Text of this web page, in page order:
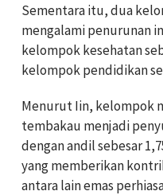
Sementara itu, dua
mengalami penurunan
kelompok kesehatan
kelompok pendidikan
Menurut Iin, kelompok
tembakau menjadi
dengan andil sebesar
yang memberikan
antara lain emas